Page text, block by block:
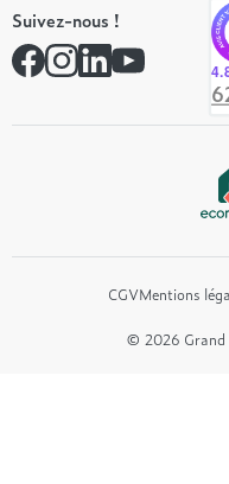
Rejoindre notre réseau
Contactez-nous
André Renault
Simmons
Hôtel & Lodge
Suivez-nous !
CGVMentions
© 2026 Grand